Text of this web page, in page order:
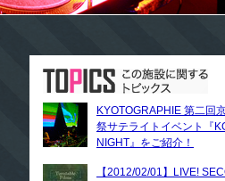
KYOTOGRAPHIE 第二回
祭サテライトイベント『
NIGHT』をご紹介！
【2012/02/01】LIVE!